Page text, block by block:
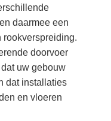
daarmee een
rookverspreiding.
doorvoer
uw gebouw
dat installaties
en vloeren